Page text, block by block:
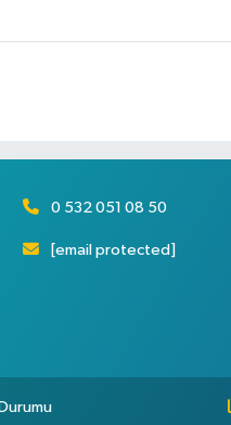
0 532 051 08 50
[email protected]